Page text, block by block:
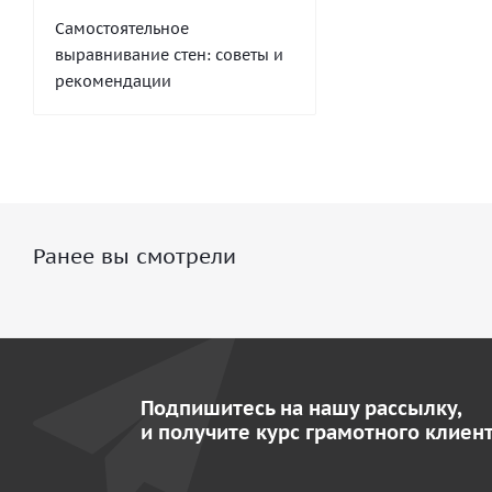
Самостоятельное
выравнивание стен: советы и
рекомендации
Ранее вы смотрели
Подпишитесь на нашу рассылку,
и получите курс грамотного